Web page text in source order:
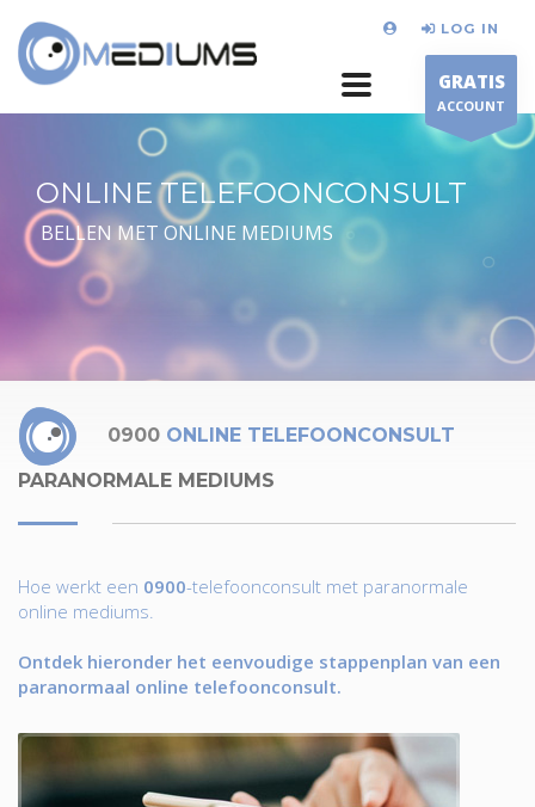
LOG IN
GRATIS
ACCOUNT
ONLINE TELEFOONCONSULT
BELLEN MET ONLINE MEDIUMS
0900 ONLINE TELEFOONCONSULT
PARANORMALE MEDIUMS
Hoe werkt een 0900-telefoonconsult met paranormale
online mediums.
Ontdek hieronder het eenvoudige stappenplan van een
paranormaal online telefoonconsult.